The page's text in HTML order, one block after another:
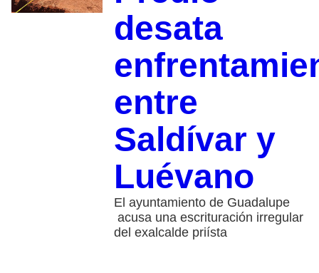
desata
entre
Saldívar y
Luévano
El ayuntamiento de Guadalupe
acusa una escrituración irregular
del exalcalde priísta